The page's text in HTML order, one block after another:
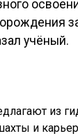
учёный.
из
и